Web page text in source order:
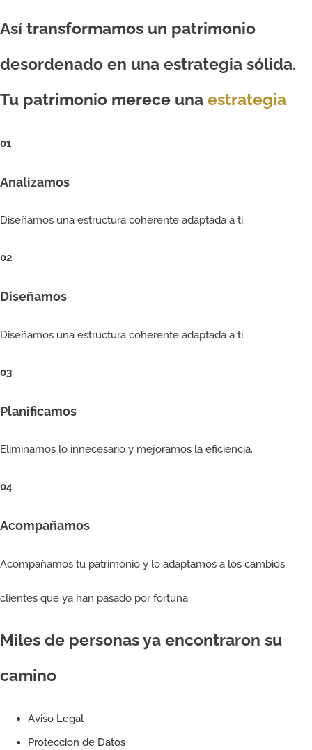
Así transformamos un patrimonio
desordenado en una estrategia sólida.
Tu patrimonio merece una estrategia
01
Analizamos
Diseñamos una estructura coherente adaptada a ti.
02
Diseñamos
Diseñamos una estructura coherente adaptada a ti.
03
Planificamos
Eliminamos lo innecesario y mejoramos la eficiencia.
04
Acompañamos
Acompañamos tu patrimonio y lo adaptamos a los cambios.
clientes que ya han pasado por fortuna
Miles de personas ya encontraron su
camino
Aviso Legal
Proteccion de Datos